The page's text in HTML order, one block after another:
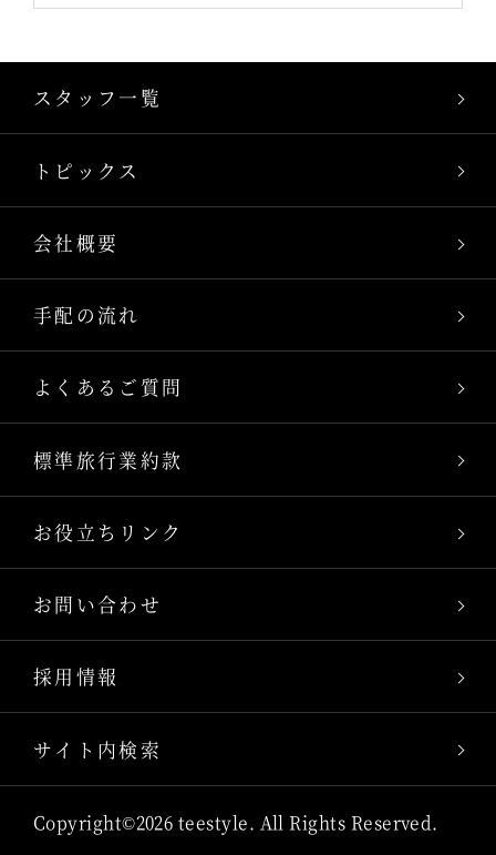
スタッフ一覧
トピックス
会社概要
手配の流れ
よくあるご質問
標準旅行業約款
お役立ちリンク
お問い合わせ
採用情報
サイト内検索
Copyright©2026 teestyle. All Rights Reserved.